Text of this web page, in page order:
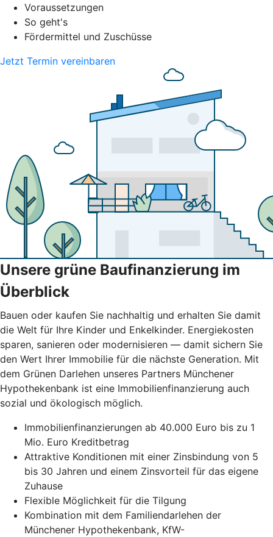
Voraussetzungen
So geht's
Fördermittel und Zuschüsse
Jetzt Termin vereinbaren
Unsere grüne Baufinanzierung im
Überblick
Bauen oder kaufen Sie nachhaltig und erhalten Sie damit
die Welt für Ihre Kinder und Enkelkinder. Energiekosten
sparen, sanieren oder modernisieren — damit sichern Sie
den Wert Ihrer Immobilie für die nächste Generation. Mit
dem Grünen Darlehen unseres Partners Münchener
Hypothekenbank ist eine Immobilienfinanzierung auch
sozial und ökologisch möglich.
Immobilienfinanzierungen ab 40.000 Euro bis zu 1
Mio. Euro Kreditbetrag
Attraktive Konditionen mit einer Zinsbindung von 5
bis 30 Jahren und einem Zinsvorteil für das eigene
Zuhause
Flexible Möglichkeit für die Tilgung
Kombination mit dem Familiendarlehen der
Münchener Hypothekenbank, KfW-